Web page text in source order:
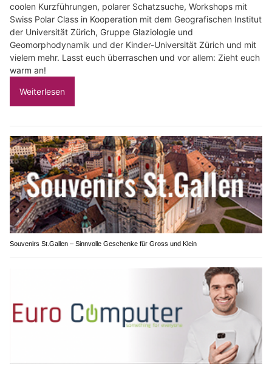
coolen Kurzführungen, polarer Schatzsuche, Workshops mit
Swiss Polar Class in Kooperation mit dem Geografischen Institut
der Universität Zürich, Gruppe Glaziologie und
Geomorphodynamik und der Kinder-Universität Zürich und mit
vielem mehr. Lasst euch überraschen und vor allem: Zieht euch
warm an!
Weiterlesen
Souvenirs St.Gallen – Sinnvolle Geschenke für Gross und Klein